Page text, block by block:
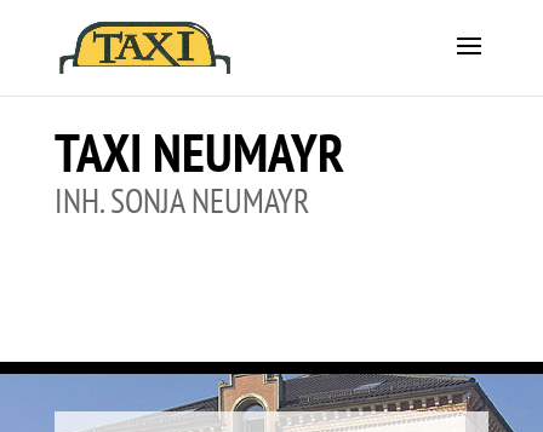
TAXI NEUMAYR
INH. SONJA NEUMAYR